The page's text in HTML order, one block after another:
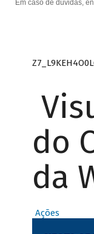
Em caso de dúvidas,
do
da
Ações